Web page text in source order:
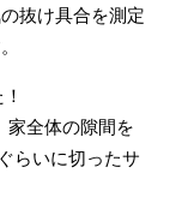
抜け具合を測定
家全体の隙間を
らいに切ったサ